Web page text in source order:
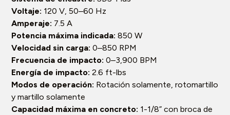
Voltaje: 120 V, 50–60 Hz
Amperaje: 7.5 A
Potencia máxima indicada: 850 W
Velocidad sin carga: 0–850 RPM
Frecuencia de impacto: 0–3,900 BPM
Energía de impacto: 2.6 ft-lbs
Modos de operación: Rotación solamente, rotomartillo
y martillo solamente
Capacidad máxima en concreto: 1-1/8” con broca de